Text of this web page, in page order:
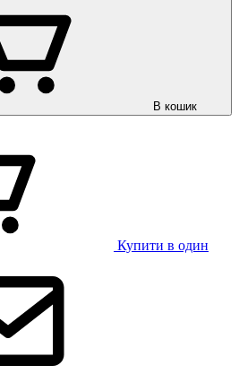
В кошик
Купити в один